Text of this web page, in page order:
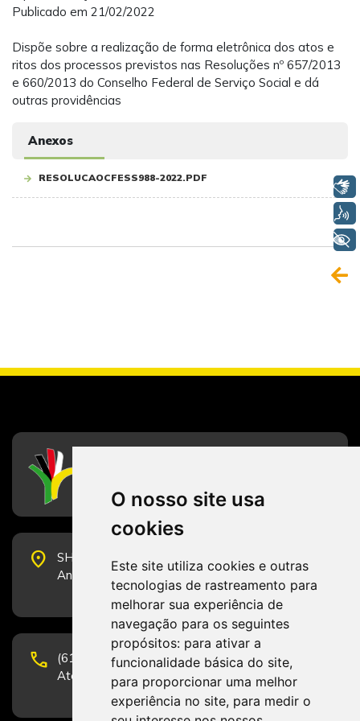
O nosso site usa
cookies
Este site utiliza cookies e outras
tecnologias de rastreamento para
melhorar sua experiência de
navegação para os seguintes
propósitos: para ativar a
funcionalidade básica do site,
para proporcionar uma melhor
experiência no site, para medir o
Publicado em 21/02/2022
Dispõe sobre a realização de forma eletrônica dos atos e
ritos dos processos previstos nas Resoluções nº 657/2013
e 660/2013 do Conselho Federal de Serviço Social e dá
outras providências
Anexos
RESOLUCAOCFESS988-2022.PDF
place
SHS Quadra 6, Bloco E, Complexo Brasil 21, 20º
Andar, Sala 2001 - CEP 70322-915 - Brasília/DF
phone
(61) 3223-1652 e (61) 98131-3801.
Atendimento por telefone em horário comercial